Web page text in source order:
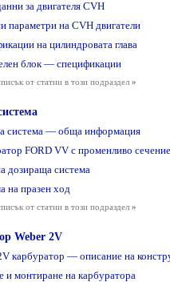
за двигателя CVH
параметри на CVH двигатели
на цилиндровата глава
блок — спецификации
от статии в този подраздел »
система — обща информация
FORD VV с променливо
дозираща система
на празен ход
от статии в този подраздел »
Weber 2V
карбуратор — описание на
и монтиране на карбуратора